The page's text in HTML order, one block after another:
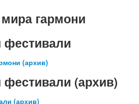
гармони
(архив)
(архив)
(архив)